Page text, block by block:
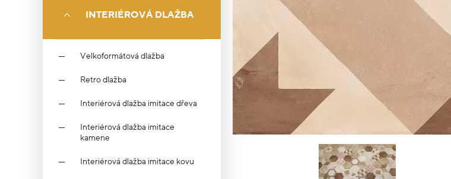
INTERIÉROVÁ DLAŽBA
Velkoformátová dlažba
Retro dlažba
Interiérová dlažba imitace dřeva
Interiérová dlažba imitace
kamene
Interiérová dlažba imitace kovu